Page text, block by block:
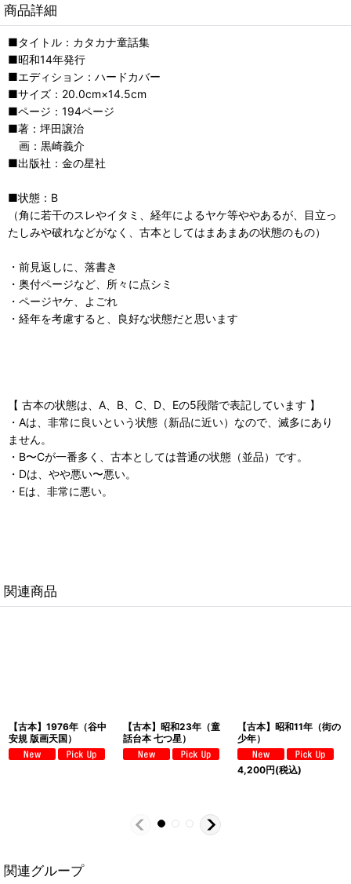
商品詳細
■タイトル：カタカナ童話集
■昭和14年発行
■エディション：ハードカバー
■サイズ：20.0cm×14.5cm
■ページ：194ページ
■著：坪田譲治
画：黒崎義介
■出版社：金の星社
■状態：B
（角に若干のスレやイタミ、経年によるヤケ等ややあるが、目立っ
たしみや破れなどがなく、古本としてはまあまあの状態のもの）
・前見返しに、落書き
・奥付ページなど、所々に点シミ
・ページヤケ、よごれ
・経年を考慮すると、良好な状態だと思います
【 古本の状態は、A、B、C、D、Eの5段階で表記しています 】
・Aは、非常に良いという状態（新品に近い）なので、滅多にあり
ません。
・B〜Cが一番多く、古本としては普通の状態（並品）です。
・Dは、やや悪い〜悪い。
・Eは、非常に悪い。
関連商品
【古本】1976年（谷中
安規 版画天国）
【古本】昭和23年（童
話台本 七つ星）
【古本】昭和11年（街の
少年）
4,200円(税込)
関連グループ